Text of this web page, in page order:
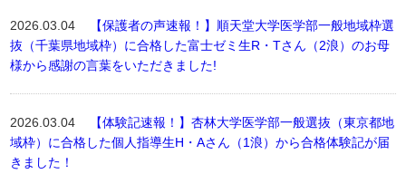
2026.03.04
【保護者の声速報！】順天堂大学医学部一般地域枠選
抜（千葉県地域枠）に合格した富士ゼミ生R・Tさん（2浪）のお母
様から感謝の言葉をいただきました!
2026.03.04
【体験記速報！】杏林大学医学部一般選抜（東京都地
域枠）に合格した個人指導生H・Aさん（1浪）から合格体験記が届
きました！